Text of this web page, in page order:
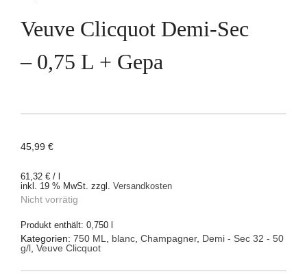
Veuve Clicquot Demi-Sec
– 0,75 L + Gepa
45,99 €
61,32 € /
inkl. 19 % MwSt. zzgl. Versandkosten
Nicht vorrätig
Produkt enthält: 0,750
Kategorien: 750 ML, blanc, Champagner, Demi - Sec 32 - 50
g/l, Veuve Clicquot